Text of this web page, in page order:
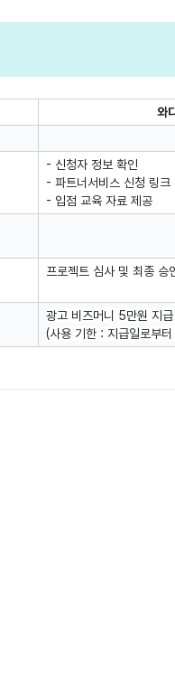
와
- 신청자 정보 확인
- 파트너서비스 신청 링크
- 입점 교육 자료 제공
프로젝트 심사 및 최종 승
광고 비즈머니 5만원 지급
(사용 기한 : 지급일로부